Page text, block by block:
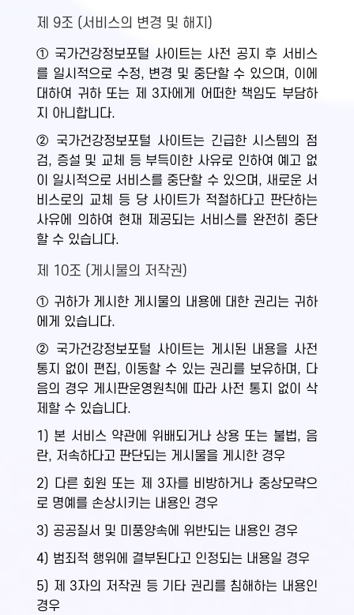
제 9조 (서비스의 변경 및 해지)
① 국가건강정보포털 사이트는 사전 공지 후 서비스
를 일시적으로 수정, 변경 및 중단할 수 있으며, 이에
대하여 귀하 또는 제 3자에게 어떠한 책임도 부담하
지 아니합니다.
② 국가건강정보포털 사이트는 긴급한 시스템의 점
검, 증설 및 교체 등 부득이한 사유로 인하여 예고 없
이 일시적으로 서비스를 중단할 수 있으며, 새로운 서
비스로의 교체 등 당 사이트가 적절하다고 판단하는
사유에 의하여 현재 제공되는 서비스를 완전히 중단
할 수 있습니다.
제 10조 (게시물의 저작권)
① 귀하가 게시한 게시물의 내용에 대한 권리는 귀하
에게 있습니다.
② 국가건강정보포털 사이트는 게시된 내용을 사전
통지 없이 편집, 이동할 수 있는 권리를 보유하며, 다
음의 경우 게시판운영원칙에 따라 사전 통지 없이 삭
제할 수 있습니다.
1) 본 서비스 약관에 위배되거나 상용 또는 불법, 음
란, 저속하다고 판단되는 게시물을 게시한 경우
2) 다른 회원 또는 제 3자를 비방하거나 중상모략으
로 명예를 손상시키는 내용인 경우
3) 공공질서 및 미풍양속에 위반되는 내용인 경우
4) 범죄적 행위에 결부된다고 인정되는 내용일 경우
5) 제 3자의 저작권 등 기타 권리를 침해하는 내용인
경우